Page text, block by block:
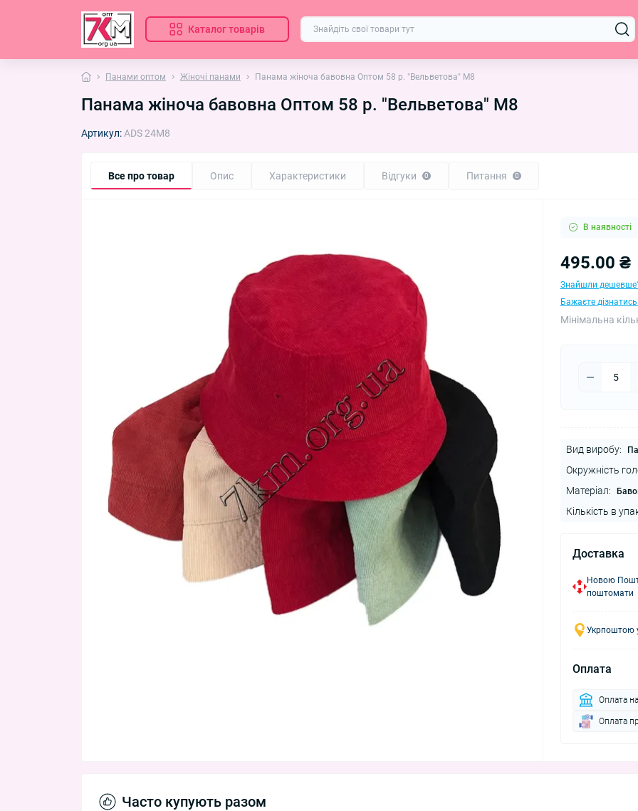
Каталог товарів
Панами оптом Жіночі панами Панама жіноча бавовна Оптом 58 р. "Вельветова" М8
Панама жіноча бавовна Оптом 58 р. "Вельветова" М8
Артикул:ADS 24М8
Все про товар Опис Характеристики Відгуки 0 Питання 0
В наявності
495.00 ₴
Знайшли
Бажаєте
Мінімальна
Вид виробу:
Окружність
Матеріал:
Кількість в
Доставка
Новою
поштомати
Укрпоштою у
Оплата
Оплата
Оплата
Часто купують разом